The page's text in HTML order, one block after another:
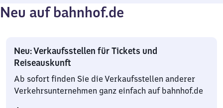
Neu auf bahnhof.de
Neu: Verkaufsstellen für Tickets und
Reiseauskunft
Ab sofort finden Sie die Verkaufsstellen anderer
Verkehrsunternehmen ganz einfach auf bahnhof.de